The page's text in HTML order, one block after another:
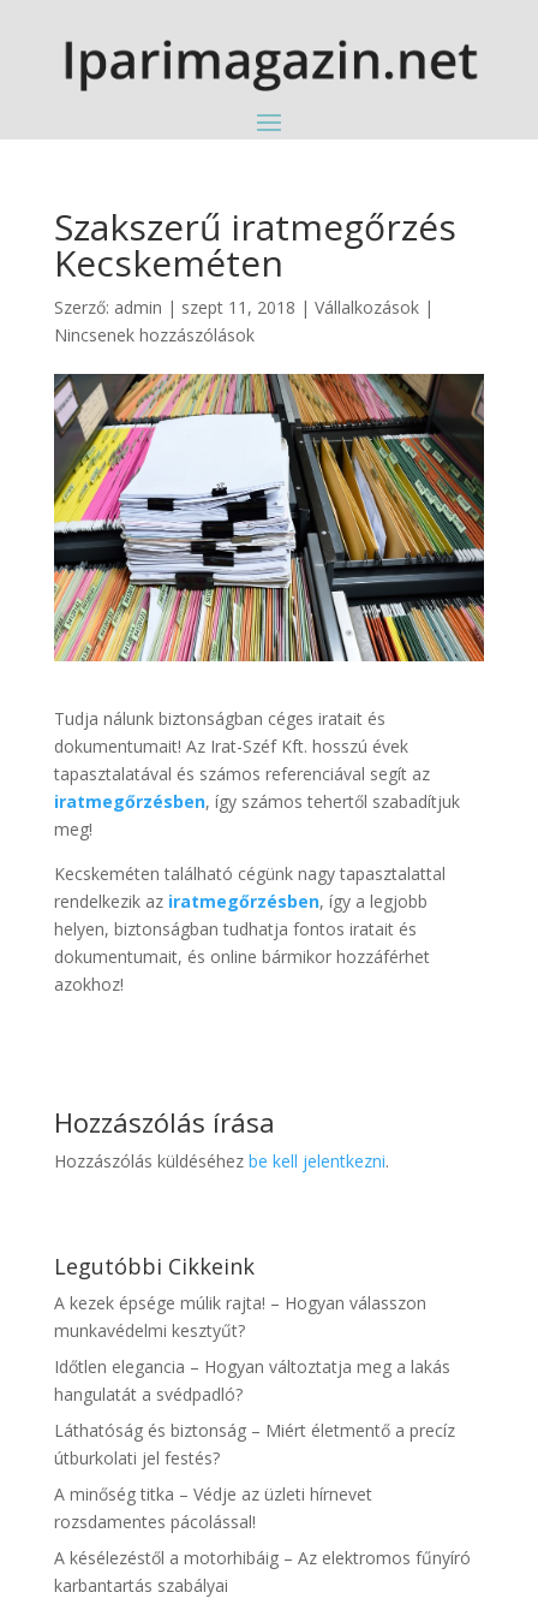
Szakszerű iratmegőrzés
Kecskeméten
Szerző: admin | szept 11, 2018 | Vállalkozások|
Nincsenek hozzászólások
Tudja nálunk biztonságban céges iratait és
dokumentumait! Az Irat-Széf Kft. hosszú évek
tapasztalatával és számos referenciával segít az
iratmegőrzésben, így számos tehertől szabadítjuk
meg!
Kecskeméten található cégünk nagy tapasztalattal
rendelkezik az iratmegőrzésben, így a legjobb
helyen, biztonságban tudhatja fontos iratait és
dokumentumait, és online bármikor hozzáférhet
azokhoz!
Hozzászólás írása
Hozzászólás küldéséhez be kell jelentkezni.
Legutóbbi Cikkeink
A kezek épsége múlik rajta! – Hogyan válasszon
munkavédelmi kesztyűt?
Időtlen elegancia – Hogyan változtatja meg a lakás
hangulatát a svédpadló?
Láthatóság és biztonság – Miért életmentő a precíz
útburkolati jel festés?
A minőség titka – Védje az üzleti hírnevet
rozsdamentes pácolással!
A késélezéstől a motorhibáig – Az elektromos fűnyíró
karbantartás szabályai